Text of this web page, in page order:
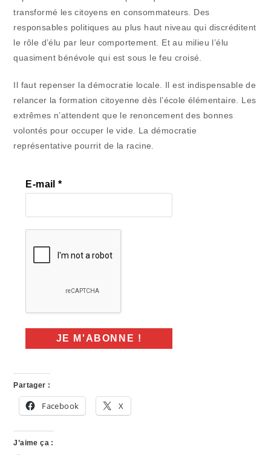
transformé les citoyens en consommateurs. Des
responsables politiques au plus haut niveau qui discréditent
le rôle d’élu par leur comportement. Et au milieu l’élu
quasiment bénévole qui est sous le feu croisé.
Il faut repenser la démocratie locale. Il est indispensable de
relancer la formation citoyenne dès l’école élémentaire. Les
extrêmes n’attendent que le renoncement des bonnes
volontés pour occuper le vide. La démocratie
représentative pourrit de la racine.
E-mail*
Partager :
Facebook X
J’aime ça :